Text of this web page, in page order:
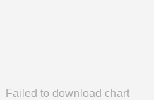
Failed to download chart